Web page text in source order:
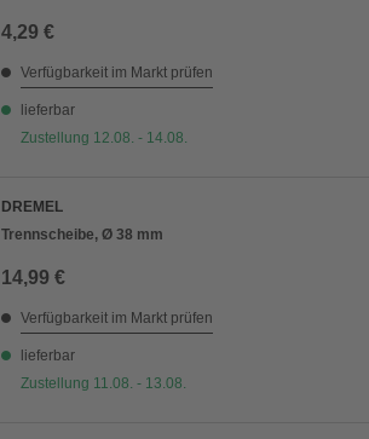
4,29 €
Verfügbarkeit im Markt prüfen
lieferbar
Zustellung 12.08. - 14.08.
DREMEL
Trennscheibe, Ø 38 mm
14,99 €
Verfügbarkeit im Markt prüfen
lieferbar
Zustellung 11.08. - 13.08.